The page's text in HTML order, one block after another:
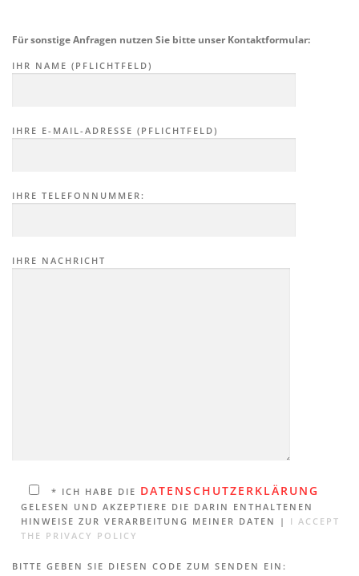
Für sonstige Anfragen nutzen Sie bitte unser Kontaktformular:
IHR NAME (PFLICHTFELD)
IHRE E-MAIL-ADRESSE (PFLICHTFELD)
IHRE TELEFONNUMMER:
IHRE NACHRICHT
* ICH HABE DIE DATENSCHUTZERKLÄRUNG
GELESEN UND AKZEPTIERE DIE DARIN ENTHALTENEN
HINWEISE ZUR VERARBEITUNG MEINER DATEN | I ACCEPT
THE PRIVACY POLICY
BITTE GEBEN SIE DIESEN CODE ZUM SENDEN EIN: